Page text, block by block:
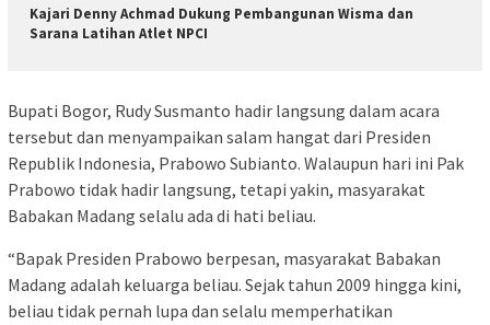
Kajari Denny Achmad Dukung Pembangunan Wisma dan
Sarana Latihan Atlet NPCI
Bupati Bogor, Rudy Susmanto hadir langsung dalam acara
tersebut dan menyampaikan salam hangat dari Presiden
Republik Indonesia, Prabowo Subianto. Walaupun hari ini Pak
Prabowo tidak hadir langsung, tetapi yakin, masyarakat
Babakan Madang selalu ada di hati beliau.
“Bapak Presiden Prabowo berpesan, masyarakat Babakan
Madang adalah keluarga beliau. Sejak tahun 2009 hingga kini,
beliau tidak pernah lupa dan selalu memperhatikan